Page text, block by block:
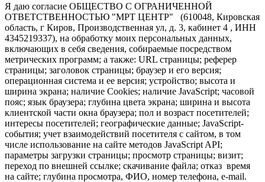
Я даю согласие ОБЩЕСТВО С ОГРАНИЧЕННОЙ
ОТВЕТСТВЕННОСТЬЮ "МРТ ЦЕНТР" (610048, Кировская
область, г Киров, Производственная ул, д. 3, кабинет 4 , ИНН
4345219337), на обработку моих персональных данных,
включающих в себя сведения, собираемые посредством
метрических программ; а также: URL страницы; реферер
страницы; заголовок страницы; браузер и его версия;
операционная система и ее версия; устройство; высота и
ширина экрана; наличие Cookies; наличие JavaScript; часовой
пояс; язык браузера; глубина цвета экрана; ширина и высота
клиентской части окна браузера; пол и возраст посетителей;
интересы посетителей; географические данные; JavaScript-
события; учет взаимодействий посетителя с сайтом, в том
числе использование на сайте методов JavaScript API;
параметры загрузки страницы; просмотр страницы; визит;
переход по внешней ссылке; скачивание файла; отказ время
на сайте; глубина просмотра, ФИО, номер телефона, e-mail.